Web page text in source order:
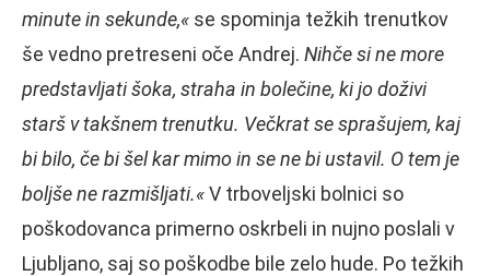
minute in sekunde,« se spominja težkih trenutkov
še vedno pretreseni oče Andrej. Nihče si ne more
predstavljati šoka, straha in bolečine, ki jo doživi
starš v takšnem trenutku. Večkrat se sprašujem, kaj
bi bilo, če bi šel kar mimo in se ne bi ustavil. O tem je
boljše ne razmišljati.«V trboveljski bolnici so
poškodovanca primerno oskrbeli in nujno poslali v
Ljubljano, saj so poškodbe bile zelo hude. Po težkih